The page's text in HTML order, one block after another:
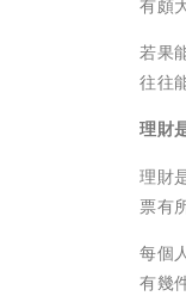
有頗
若果
往往
理財
理財
票有
每個
有幾